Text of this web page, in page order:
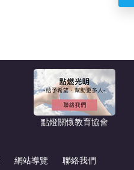
點燈關懷教育協會
網站導覽 聯絡我們